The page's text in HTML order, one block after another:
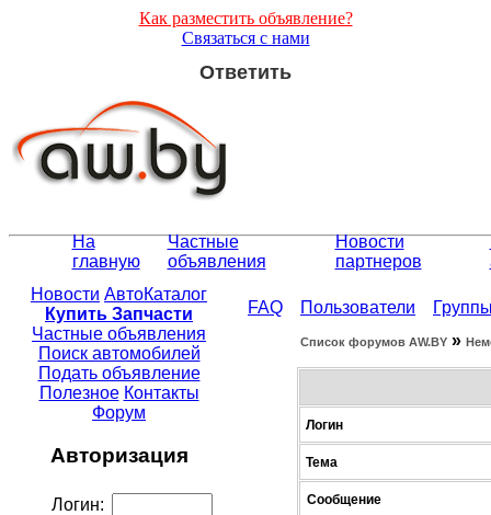
Как разместить объявление?
Связаться с нами
Ответить
На
главную
Частные
объявления
Новости
партнеров
Новости АвтоКаталог
Купить Запчасти
Частные объявления
Поиск автомобилей
Подать объявление
Полезное Контакты
Форум
Авторизация
Логин:
FAQ Пользователи
Список форумов АW.BY »
Логин
Тема
Сообщение